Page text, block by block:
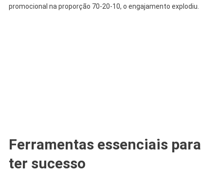
promocional na proporção 70-20-10, o engajamento explodiu.
Ferramentas essenciais para
ter sucesso